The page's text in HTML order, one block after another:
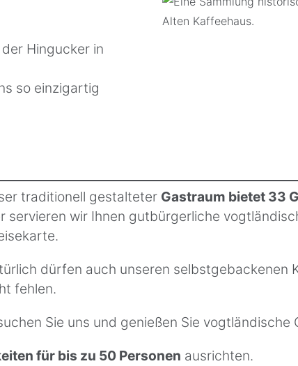
Hingucker in
so einzigartig
traditionell gestalteter Gastraum bietet 33
servieren wir Ihnen gutbürgerliche
dürfen auch unseren selbstgebackenen
fehlen.
Sie uns und genießen Sie vogtländische
für bis zu 50 Personen ausrichten.